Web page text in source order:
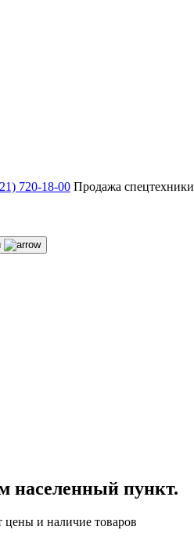
720-18-00 Продажа спецтехники
населенный пункт.
цены и наличие товаров